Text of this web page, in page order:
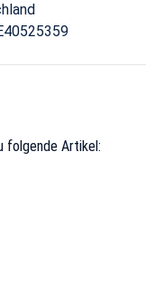
folgende Artikel: